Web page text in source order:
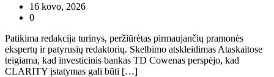
16 kovo, 2026
0
Patikima redakcija turinys, peržiūrėtas pirmaujančių pramonės
ekspertų ir patyrusių redaktorių. Skelbimo atskleidimas Ataskaitose
teigiama, kad investicinis bankas TD Cowenas perspėjo, kad
CLARITY įstatymas gali būti […]